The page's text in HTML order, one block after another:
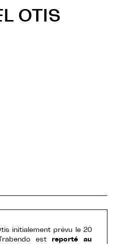
OTIS
initialement prévu le 20
est reporté au